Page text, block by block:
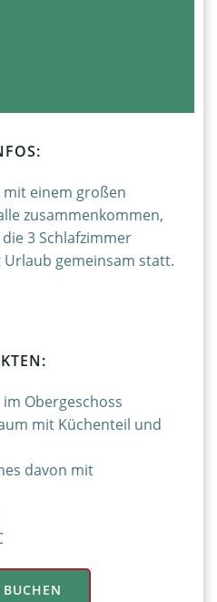
mit einem großen
zusammenkommen,
3 Schlafzimmer
gemeinsam statt.
Obergeschoss
mit Küchenteil und
davon mit